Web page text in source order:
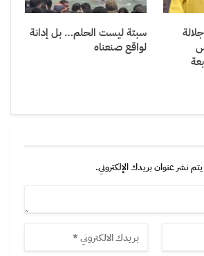
سبتة ليست الحلم… بل إدانة
لواقع صنعناه
نشر عنوان بريدك الإلكتروني.